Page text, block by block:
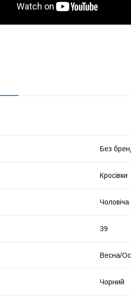
Без
Кросівки
Чоловіча
39
Весна/
Чорний